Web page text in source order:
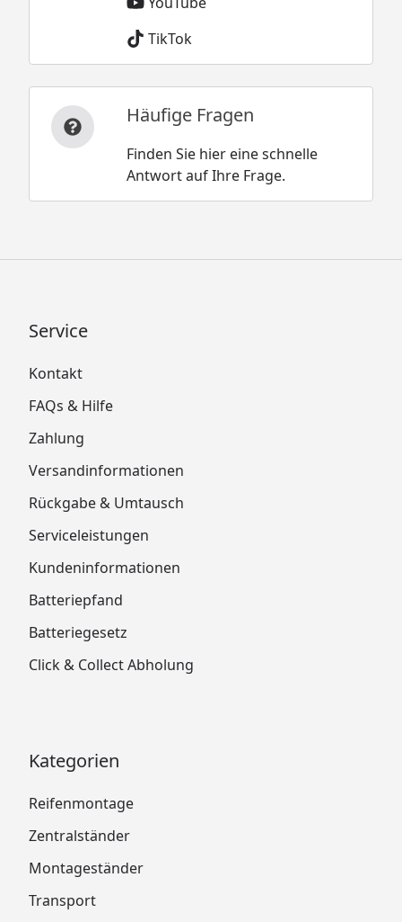
TikTok
Häufige Fragen
Finden Sie hier eine schnelle
Antwort auf Ihre Frage.
Service
Kontakt
FAQs & Hilfe
Zahlung
Versandinformationen
Rückgabe & Umtausch
Serviceleistungen
Kundeninformationen
Batteriepfand
Batteriegesetz
Click & Collect Abholung
Kategorien
Reifenmontage
Zentralständer
Montageständer
Transport